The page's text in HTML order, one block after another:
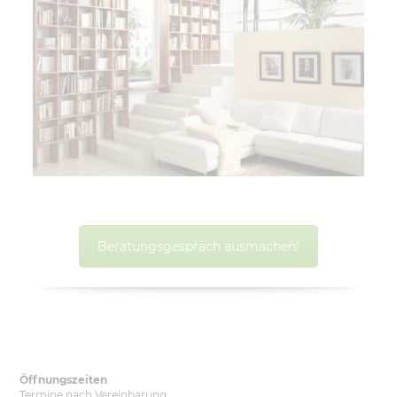
Beratungsgespräch ausmachen!
Öffnungszeiten